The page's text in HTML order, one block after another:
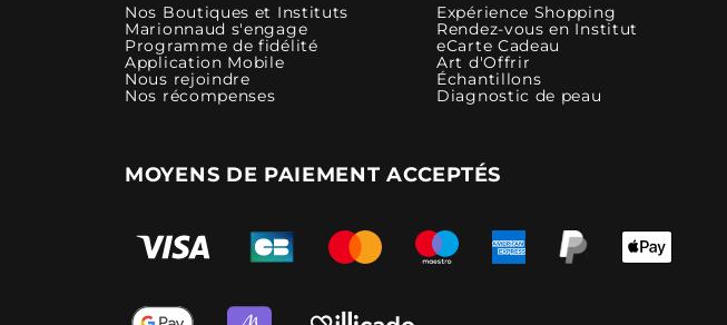
Nos Boutiques et Instituts
Marionnaud s'engage
Programme de fidélité
Application Mobile
Nous rejoindre
Nos récompenses
Expérience Shopping
Rendez-vous en Institut
eCarte Cadeau
Art d'Offrir
Échantillons
Diagnostic de peau
MOYENS DE PAIEMENT ACCEPTÉS